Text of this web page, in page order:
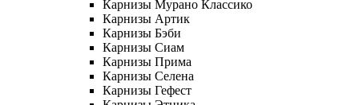
Карнизы Мурано Классико
Карнизы Артик
Карнизы Бэби
Карнизы Сиам
Карнизы Прима
Карнизы Селена
Карнизы Гефест